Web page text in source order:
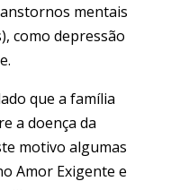
mentais
como depressão
que a família
a doença da
motivo algumas
Amor Exigente e